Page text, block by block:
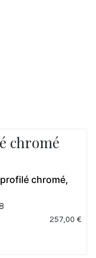
chromé
chromé,
257,00 €